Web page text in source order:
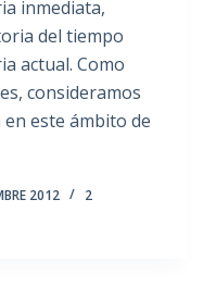
inmediata,
del tiempo
actual. Como
consideramos
este ámbito de
2012
2